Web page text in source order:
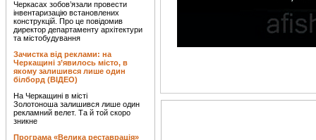
Черкасах зобов’язали провести
інвентаризацію встановлених
конструкцій. Про це повідомив
директор департаменту архітектури
та містобудування
Зачистка від реклами: на
Черкащині з’явилось місто, в
якому залишився лише один
білборд (ВІДЕО)
На Черкащині в місті
Золотоноша залишився лише один
рекламний велет. Та й той скоро
зникне
Програма «Велика реставрація»